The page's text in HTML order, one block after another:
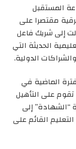
المستقبل
مقتصرا على
إلى شريك فاعل
الحديثة التي
الدولية.
الماضية في
على التأهيل
“الشهادة” إلى
القائم على